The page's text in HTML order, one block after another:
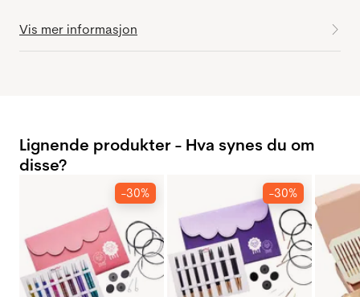
Vis mer informasjon
Lignende produkter - Hva synes du om
disse?
-30% -30%